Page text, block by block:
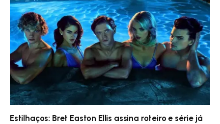
Estilhaços: Bret Easton Ellis assina roteiro e série já